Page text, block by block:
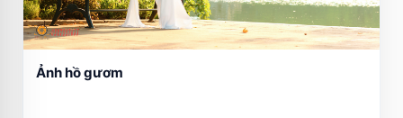
Ảnh hồ gươm